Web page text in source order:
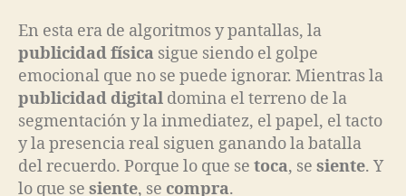
En esta era de algoritmos y pantallas, la
publicidad física sigue siendo el golpe
emocional que no se puede ignorar. Mientras la
publicidad digital domina el terreno de la
segmentación y la inmediatez, el papel, el tacto
y la presencia real siguen ganando la batalla
del recuerdo. Porque lo que se toca, se siente. Y
lo que se siente, se compra.